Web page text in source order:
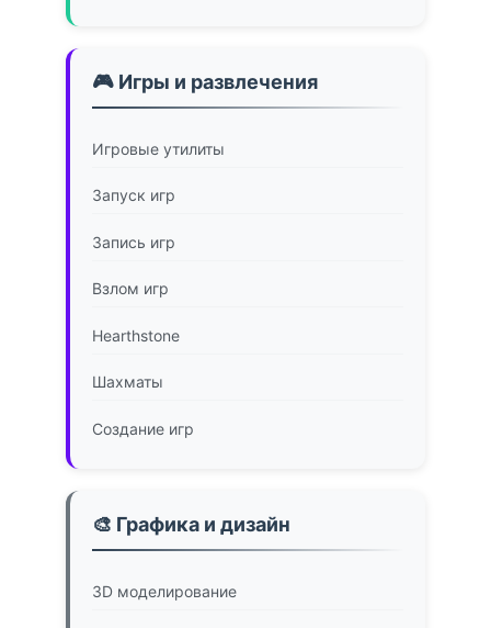
🎮 Игры и развлечения
Игровые утилиты
Запуск игр
Запись игр
Взлом игр
Hearthstone
Шахматы
Создание игр
🎨 Графика и дизайн
3D моделирование